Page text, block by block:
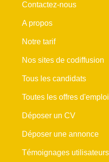
Contactez-nous
A propos
Notre tarif
Nos sites de codiffusion
Tous les candidats
Toutes les offres d'emploi
Déposer un CV
Déposer une annonce
Témoignages utilisateurs